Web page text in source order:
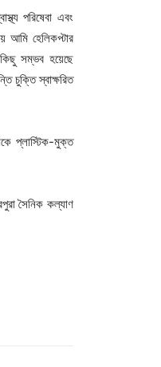
পরিষেবা এবং
আমি হেলিকপ্টার
সম্ভব হয়েছে
চুক্তি স্বাক্ষরিত
প্লাস্টিক-মুক্ত
সৈনিক কল্যাণ